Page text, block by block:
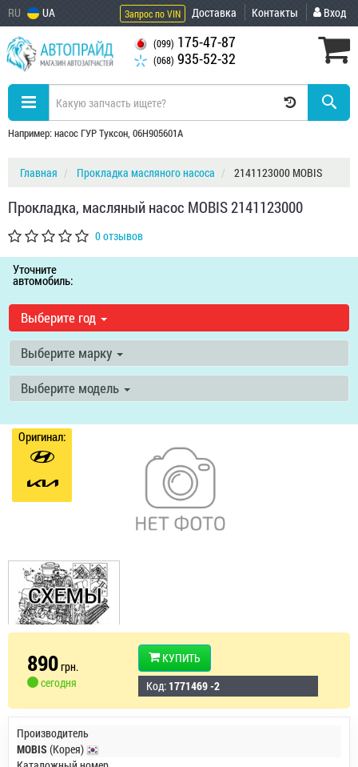
RU UA Запрос по VIN Доставка Контакты Вход
(099) 175-47-87
(068) 935-52-32
Например: насос ГУР Туксон, 06H905601A
Главная Прокладка масляного насоса 2141123000 MOBIS
Прокладка, масляный насос MOBIS 2141123000
0 отзывов
Уточните
автомобиль:
Выберите год
Выберите марку
Выберите модель
Оригинал:
890грн.
сегодня
КУПИТЬ
Код: 1771469 -2
Производитель
MOBIS (Корея)